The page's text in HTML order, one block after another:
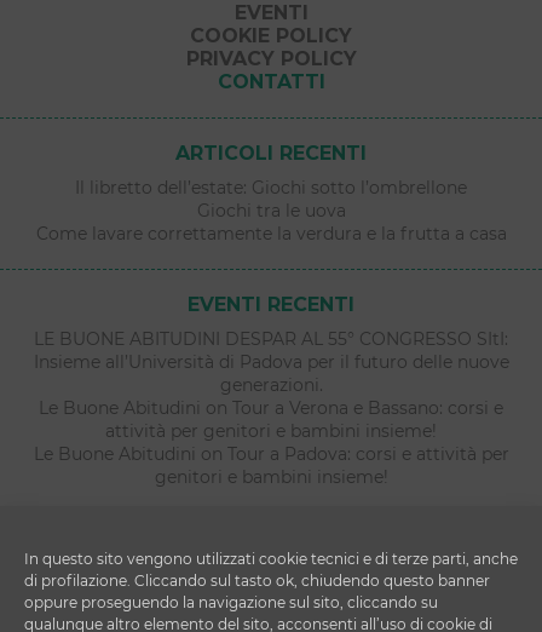
In questo sito vengono utilizzati cookie tecnici e di terze parti, anche
di profilazione. Cliccando sul tasto ok, chiudendo questo banner
oppure proseguendo la navigazione sul sito, cliccando su
qualunque altro elemento del sito, acconsenti all’uso di cookie di
EVENTI
COOKIE POLICY
PRIVACY POLICY
CONTATTI
ARTICOLI RECENTI
Il libretto dell’estate: Giochi sotto l’ombrellone
Giochi tra le uova
Come lavare correttamente la verdura e la frutta a casa
EVENTI RECENTI
LE BUONE ABITUDINI DESPAR AL 55° CONGRESSO SItI:
Insieme all’Università di Padova per il futuro delle nuove
generazioni.
Le Buone Abitudini on Tour a Verona e Bassano: corsi e
attività per genitori e bambini insieme!
Le Buone Abitudini on Tour a Padova: corsi e attività per
genitori e bambini insieme!